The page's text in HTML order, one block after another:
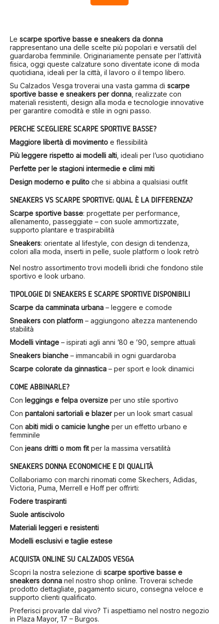
Le scarpe sportive basse e sneakers da donna
rappresentano una delle scelte più popolari e versatili del
guardaroba femminile. Originariamente pensate per l’attività
fisica, oggi queste calzature sono diventate icone di moda
quotidiana, ideali per la città, il lavoro o il tempo libero.
Su Calzados Vesga troverai una vasta gamma di scarpe
sportive basse e sneakers per donna, realizzate con
materiali resistenti, design alla moda e tecnologie innovative
per garantire comodità e stile in ogni passo.
PERCHÉ SCEGLIERE SCARPE SPORTIVE BASSE?
Maggiore libertà di movimento e flessibilità
Più leggere rispetto ai modelli alti, ideali per l’uso quotidiano
Perfette per le stagioni intermedie e climi miti
Design moderno e pulito che si abbina a qualsiasi outfit
SNEAKERS VS SCARPE SPORTIVE: QUAL È LA DIFFERENZA?
Scarpe sportive basse: progettate per performance,
allenamento, passeggiate – con suole ammortizzate,
supporto plantare e traspirabilità
Sneakers: orientate al lifestyle, con design di tendenza,
colori alla moda, inserti in pelle, suole platform o look retrò
Nel nostro assortimento trovi modelli ibridi che fondono stile
sportivo e look urbano.
TIPOLOGIE DI SNEAKERS E SCARPE SPORTIVE DISPONIBILI
Scarpe da camminata urbana – leggere e comode
Sneakers con platform – aggiungono altezza mantenendo
stabilità
Modelli vintage – ispirati agli anni ’80 e ’90, sempre attuali
Sneakers bianche – immancabili in ogni guardaroba
Scarpe colorate da ginnastica – per sport e look dinamici
COME ABBINARLE?
Con leggings e felpa oversize per uno stile sportivo
Con pantaloni sartoriali e blazerper un look smart casual
Con abiti midi o camicie lunghe per un effetto urbano e
femminile
Con jeans dritti o mom fitper la massima versatilità
SNEAKERS DONNA ECONOMICHE E DI QUALITÀ
Collaboriamo con marchi rinomati come Skechers, Adidas,
Victoria, Puma, Merrell e Hoff per offrirti:
Fodere traspiranti
Suole antiscivolo
Materiali leggeri e resistenti
Modelli esclusivi e taglie estese
ACQUISTA ONLINE SU CALZADOS VESGA
Scopri la nostra selezione di scarpe sportive basse e
sneakers donna nel nostro shop online. Troverai schede
prodotto dettagliate, pagamento sicuro, consegna veloce e
supporto clienti qualificato.
Preferisci provarle dal vivo? Ti aspettiamo nel nostro negozio
in Plaza Mayor, 17 – Burgos.